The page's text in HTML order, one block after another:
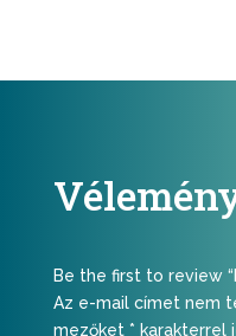
Be the first to review
Az e-mail címet nem
mezőket * karakterrel